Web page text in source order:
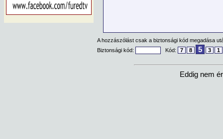
A hozzászólást csak a biztonsági kód megadása
Biztonsági kód:
Kód: 7 8 5 3 1
Eddig nem